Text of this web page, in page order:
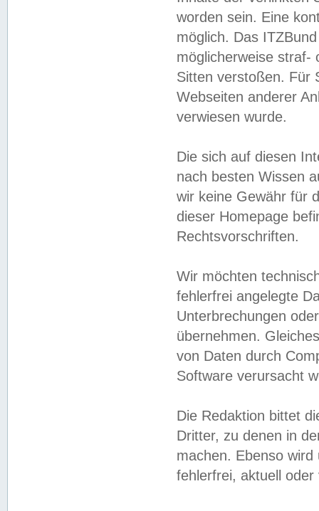
worden sein. Eine
möglich. Das
möglicherweise straf-
Sitten verstoßen. Für
Webseiten anderer
verwiesen wurde.
Die sich auf diesen
nach besten Wissen
wir keine Gewähr für
dieser Homepage
Rechtsvorschriften.
Wir möchten
fehlerfrei angelegte
Unterbrechungen
übernehmen.
von Daten durch
Software verursacht
Die Redaktion bittet
Dritter, zu denen in
machen. Ebenso
fehlerfrei, aktuell oder